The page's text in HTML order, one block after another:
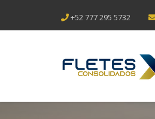
+52 777 295 5732